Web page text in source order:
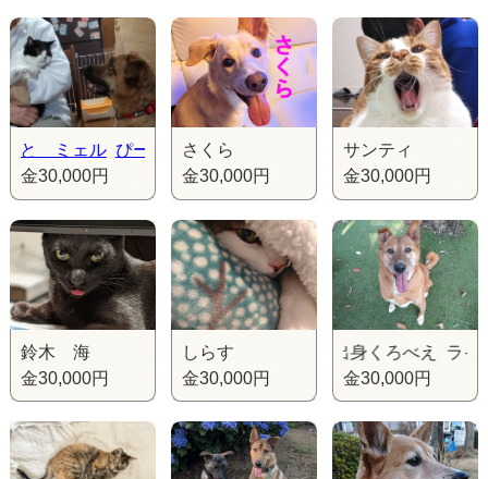
ル ぴーちゃん と ミェル
ぴーちゃん と ミェル
金30,000円
さくら
金30,000円
サンティ
金30,000円
鈴木 海
金30,000円
しらす
金30,000円
ライフボート出身くろべえ ライフボ
金30,000円